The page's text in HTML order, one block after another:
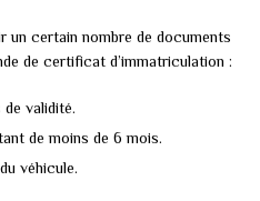
un certain nombre de documents
de certificat d’immatriculation :
de validité.
de moins de 6 mois.
véhicule.